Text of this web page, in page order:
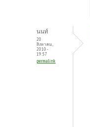
นนท์
20
สิงหาคม,
2010 -
19:57
permalink